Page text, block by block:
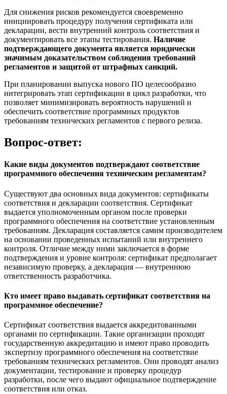
Для снижения рисков рекомендуется своевременно
инициировать процедуру получения сертификата или
декларации, вести внутренний контроль соответствия и
документировать все этапы тестирования. Наличие
подтверждающего документа является юридически
значимым доказательством соблюдения требований
регламентов и защитой от штрафных санкций.
При планировании выпуска нового ПО целесообразно
интегрировать этап сертификации в цикл разработки, что
позволяет минимизировать вероятность нарушений и
обеспечить соответствие программных продуктов
требованиям технических регламентов с первого релиза.
Вопрос-ответ:
Какие виды документов подтверждают соответствие
программного обеспечения техническим регламентам?
Существуют два основных вида документов: сертификаты
соответствия и декларации соответствия. Сертификат
выдается уполномоченным органом после проверки
программного обеспечения на соответствие установленным
требованиям. Декларация составляется самим производителем
на основании проведенных испытаний или внутреннего
контроля. Отличие между ними заключается в форме
подтверждения и уровне контроля: сертификат предполагает
независимую проверку, а декларация — внутреннюю
ответственность разработчика.
Кто имеет право выдавать сертификат соответствия на
программное обеспечение?
Сертификат соответствия выдается аккредитованными
органами по сертификации. Такие организации проходят
государственную аккредитацию и имеют право проводить
экспертизу программного обеспечения на соответствие
требованиям технических регламентов. Они проводят анализ
документации, тестирование и проверку процедур
разработки, после чего выдают официальное подтверждение
соответствия или отказ.